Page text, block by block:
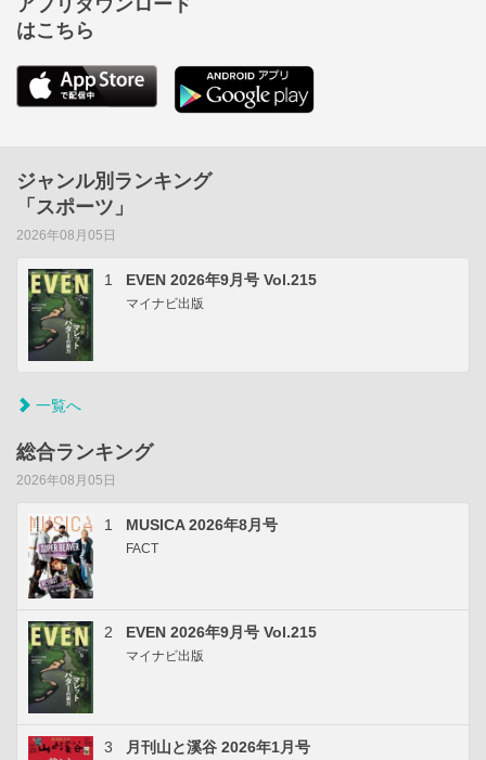
アプリダウンロード
はこちら
ジャンル別ランキング
「スポーツ」
2026年08月05日
1 EVEN 2026年9月号 Vol.215
マイナビ出版
一覧へ
総合ランキング
2026年08月05日
1 MUSICA 2026年8月号
FACT
2 EVEN 2026年9月号 Vol.215
マイナビ出版
3 月刊山と溪谷 2026年1月号